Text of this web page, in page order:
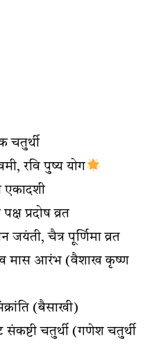
चतुर्थी
रवि पुष्य योग
एकादशी
प्रदोष व्रत
जयंती, चैत्र पूर्णिमा व्रत
मास आरंभ (वैशाख कृष्ण
(बैसाखी)
संकष्टी चतुर्थी (गणेश चतुर्थी